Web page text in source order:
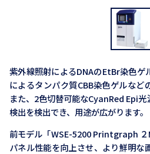
紫外線照射によるDNAのEtBr染色ゲ
によるタンパク質CBB染色ゲルなど
また、2色切替可能なCyanRed Epi
検出を検出でき、用途が広がります。
前モデル「WSE-5200 Printgraph
パネル性能を向上させ、より鮮明な